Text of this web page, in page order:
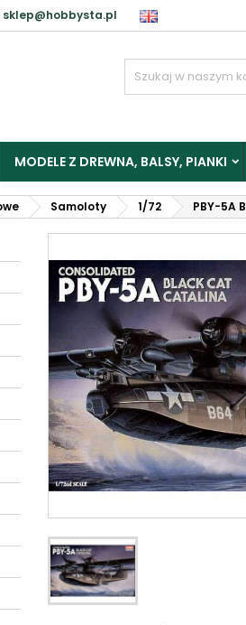
sklep@hobbysta.pl
MODELE Z DREWNA, BALSY, PIANKI
Samoloty 1/72 PBY-5A